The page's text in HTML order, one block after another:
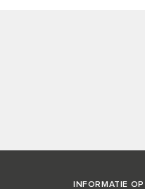
INFORMATIE